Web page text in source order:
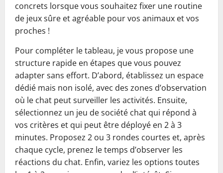
concrets lorsque vous souhaitez fixer une routine
de jeux sûre et agréable pour vos animaux et vos
proches !
Pour compléter le tableau, je vous propose une
structure rapide en étapes que vous pouvez
adapter sans effort. D’abord, établissez un espace
dédié mais non isolé, avec des zones d’observation
où le chat peut surveiller les activités. Ensuite,
sélectionnez un jeu de société chat qui répond à
vos critères et qui peut être déployé en 2 à 3
minutes. Proposez 2 ou 3 rondes courtes et, après
chaque cycle, prenez le temps d’observer les
réactions du chat. Enfin, variez les options toutes